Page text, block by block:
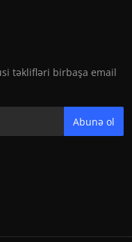
təklifləri birbaşa email
Abunə ol